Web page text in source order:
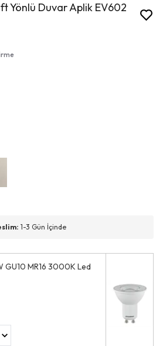
Yönlü Duvar Aplik EV602
1-3 Gün İçinde
GU10 MR16 3000K Led